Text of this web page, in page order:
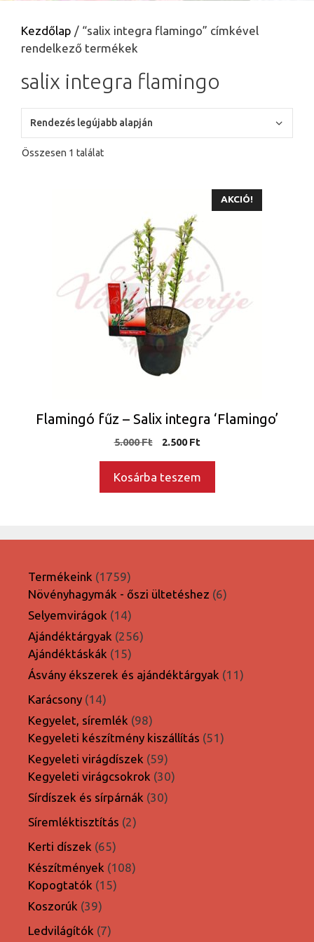
Kezdőlap / “salix integra flamingo” címkével
rendelkező termékek
salix integra flamingo
Összesen 1 találat
AKCIÓ!
Flamingó fűz – Salix integra ‘Flamingo’
5.000Ft
Original
was:
5.000 Ft.
2.500FtCurrent
2.500 Ft.
Kosárba teszem
Termékeink 17591759
termék
Növényhagymák - őszi ültetéshez 66
Selyemvirágok 1414
termék
Ajándéktárgyak 256256
Ajándéktáskák 1515
termék
Ásvány ékszerek és ajándéktárgyak 1111
Karácsony 1414
termék
Kegyelet, síremlék 9898
termék
Kegyeleti készítmény kiszállítás 5151
Kegyeleti virágdíszek 5959
termék
Kegyeleti virágcsokrok 3030
Sírdíszek és sírpárnák 3030
Síremléktisztítás 22
Kerti díszek 6565
termék
Készítmények 108108
Kopogtatók 1515
Koszorúk 3939
termék
Ledvilágítók 77